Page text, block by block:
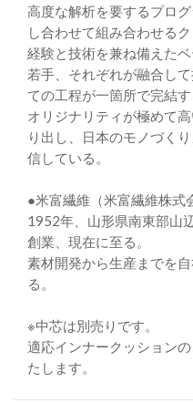
高度な解析を要するプロ
し合わせて組み合わせる
経験と技術を兼ね備えた
若手、それぞれが融合し
ての工程が一箇所で完結
オリジナリティが極めて
り出し、日本のモノづく
信している。
●米富繊維（米富繊維株式
1952年、山形県南東部山
創業、現在に至る。
素材開発から生産までを
る。
※中芯は別売りです。
適応インナークッションの
たします。